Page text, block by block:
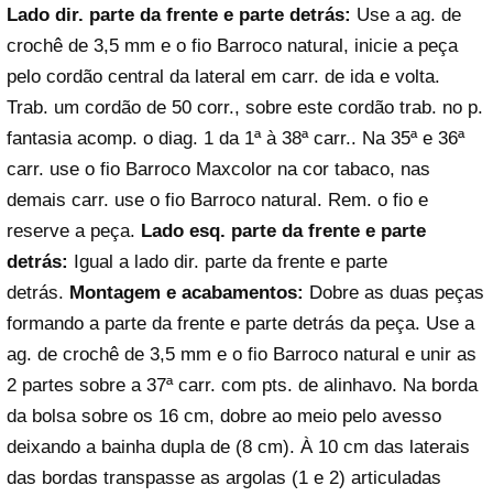
Lado dir. parte da frente e parte detrás: Use a ag. de
crochê de 3,5 mm e o fio Barroco natural, inicie a peça
pelo cordão central da lateral em carr. de ida e volta.
Trab. um cordão de 50 corr., sobre este cordão trab. no p.
fantasia acomp. o diag. 1 da 1ª à 38ª carr.. Na 35ª e 36ª
carr. use o fio Barroco Maxcolor na cor tabaco, nas
demais carr. use o fio Barroco natural. Rem. o fio e
reserve a peça. Lado esq. parte da frente e parte
detrás: Igual a lado dir. parte da frente e parte
detrás. Montagem e acabamentos: Dobre as duas peças
formando a parte da frente e parte detrás da peça. Use a
ag. de crochê de 3,5 mm e o fio Barroco natural e unir as
2 partes sobre a 37ª carr. com pts. de alinhavo. Na borda
da bolsa sobre os 16 cm, dobre ao meio pelo avesso
deixando a bainha dupla de (8 cm). À 10 cm das laterais
das bordas transpasse as argolas (1 e 2) articuladas